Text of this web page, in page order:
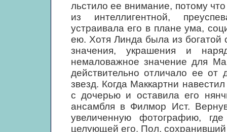
льстило ее внимание, потому
из интеллигентной,
устраивала его в плане ума,
ею. Хотя Линда была из богатой
значения, украшения и
немаловажное значение для
действительно отличало ее
звезд. Когда Маккартни
с дочерью и оставила его
ансамбля в Филмор Ист.
увеличенную фотографию,
целующей его. Пол,